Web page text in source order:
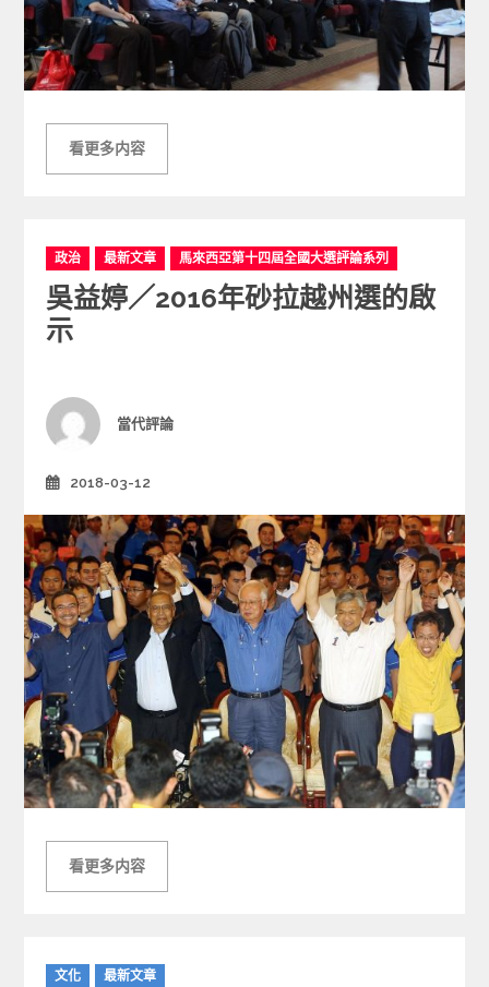
看更多内容
C
a
t
e
g
i
e
政治 最新文章 馬來西亞第十四屆全國大選評論系列
吳益婷／2016年砂拉越州選的啟
示
Author
當代評論
2018-03-12
看更多内容
C文化 最新文章